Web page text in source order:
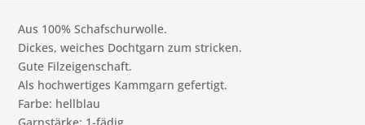
Aus 100% Schafschurwolle.
Dickes, weiches Dochtgarn zum stricken.
Gute Filzeigenschaft.
Als hochwertiges Kammgarn gefertigt.
Farbe: hellblau